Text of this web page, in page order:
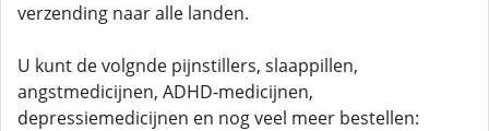
verzending naar alle landen.
U kunt de volgnde pijnstillers, slaappillen,
angstmedicijnen, ADHD-medicijnen,
depressiemedicijnen en nog veel meer bestellen: